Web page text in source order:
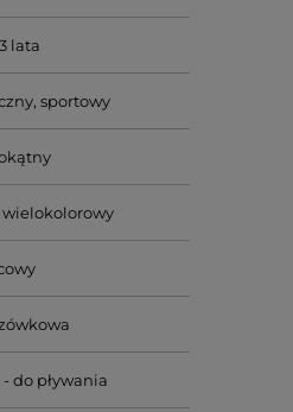
lata
sportowy
wielokolorowy
- do pływania